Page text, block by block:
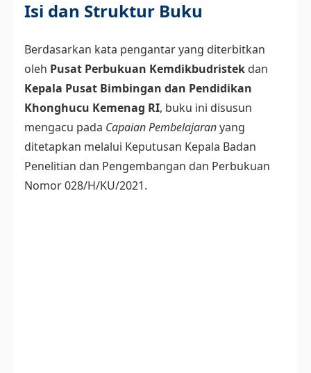
Isi dan Struktur Buku
Berdasarkan kata pengantar yang diterbitkan
oleh Pusat Perbukuan Kemdikbudristek dan
Kepala Pusat Bimbingan dan Pendidikan
Khonghucu Kemenag RI, buku ini disusun
mengacu pada Capaian Pembelajaranyang
ditetapkan melalui Keputusan Kepala Badan
Penelitian dan Pengembangan dan Perbukuan
Nomor 028/H/KU/2021.